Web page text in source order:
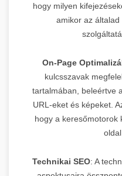
hogy milyen
amikor az
On-Page
kulcsszavak
tartalmában, beleértve
URL-eket és képeket.
hogy a keresőmotorok
Technikai SEO: A